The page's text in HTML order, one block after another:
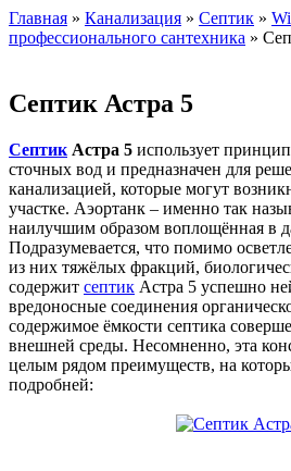
Главная » Канализация » Септик »
профессионального сантехника »
Септик Астра 5
Септик Астра 5 использует
сточных вод и предназначен для
канализацией, которые могут
участке. Аэортанк – именно так
наилучшим образом воплощённая в
Подразумевается, что помимо
из них тяжёлых фракций,
содержит септик Астра 5 успешно
вредоносные соединения
содержимое ёмкости септика
внешней среды. Несомненно, эта
целым рядом преимуществ, на
подробней: